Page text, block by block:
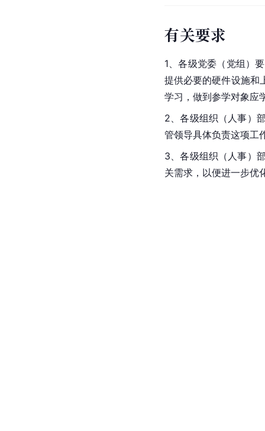
有关要求
1、各级党委（党组）
提供必要的硬件设施和
学习，做到参学对象应
2、各级组织（人事）
管领导具体负责这项工
3、各级组织（人事）
关需求，以便进一步优